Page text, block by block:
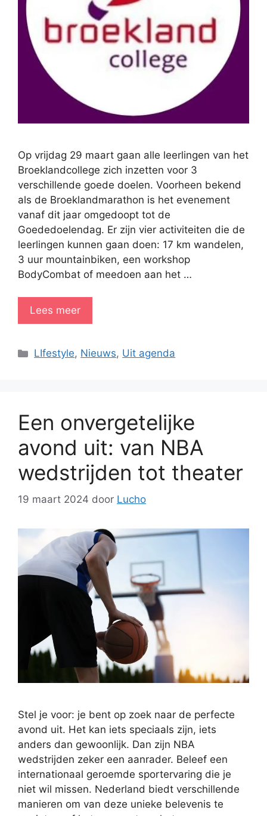
Op vrijdag 29 maart gaan alle leerlingen van het
Broeklandcollege zich inzetten voor 3
verschillende goede doelen. Voorheen bekend
als de Broeklandmarathon is het evenement
vanaf dit jaar omgedoopt tot de
Goededoelendag. Er zijn vier activiteiten die de
leerlingen kunnen gaan doen: 17 km wandelen,
3 uur mountainbiken, een workshop
BodyCombat of meedoen aan het …
Lees meer
Categorieën
LIfestyle, Nieuws, Uit agenda
Een onvergetelijke
avond uit: van NBA
wedstrijden tot theater
19 maart 2024 door Lucho
Stel je voor: je bent op zoek naar de perfecte
avond uit. Het kan iets speciaals zijn, iets
anders dan gewoonlijk. Dan zijn NBA
wedstrijden zeker een aanrader. Beleef een
internationaal geroemde sportervaring die je
niet wil missen. Nederland biedt verschillende
manieren om van deze unieke belevenis te